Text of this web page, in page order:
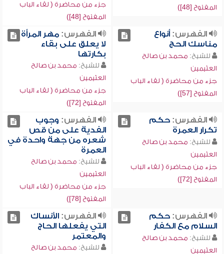
المفتوح [48])
جزء من محاضرة ( لقاء الباب
المفتوح [48])
الفهرس:أنواع
مناسك الحج
للشيخ: محمد بن صالح
العثيمين
جزء من محاضرة ( لقاء الباب
المفتوح [57])
الفهرس:مهر المرأة
لا يعلق على بقاء
بكارتها
للشيخ: محمد بن صالح
العثيمين
جزء من محاضرة ( لقاء الباب
المفتوح [72])
الفهرس:حكم
تكرار العمرة
للشيخ: محمد بن صالح
العثيمين
جزء من محاضرة ( لقاء الباب
المفتوح [72])
الفهرس: وجوب
الفدية على من قص
شعره من جهة واحدة في
العمرة
للشيخ: محمد بن صالح
العثيمين
جزء من محاضرة ( لقاء الباب
المفتوح [78])
الفهرس:حكم
السلام مع الكفار
للشيخ: محمد بن صالح
العثيمين
الفهرس:الأنساك
التي يفعلها الحاج
والمعتمر
للشيخ: محمد بن صالح